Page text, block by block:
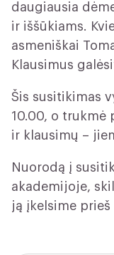
daugiausia
ir iššūkiams.
asmeniškai
Klausimus
Šis susitikimas
10.00, o trukmė
ir klausimų –
Nuorodą į
akademijoje,
ją įkelsime